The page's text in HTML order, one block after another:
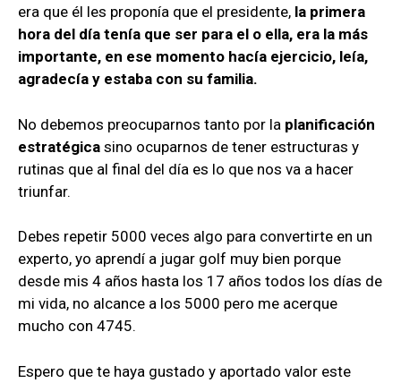
era que él les proponía que el presidente, la primera
hora del día tenía que ser para el o ella, era la más
importante, en ese momento hacía ejercicio, leía,
agradecía y estaba con su familia.
No debemos preocuparnos tanto por la planificación
estratégica sino ocuparnos de tener estructuras y
rutinas que al final del día es lo que nos va a hacer
triunfar.
Debes repetir 5000 veces algo para convertirte en un
experto, yo aprendí a jugar golf muy bien porque
desde mis 4 años hasta los 17 años todos los días de
mi vida, no alcance a los 5000 pero me acerque
mucho con 4745.
Espero que te haya gustado y aportado valor este